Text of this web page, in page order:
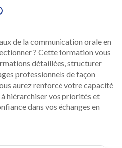
de la communication orale en
? Cette formation vous
détaillées, structurer
professionnels de façon
aurez renforcé votre capacité
hiérarchiser vos priorités et
dans vos échanges en